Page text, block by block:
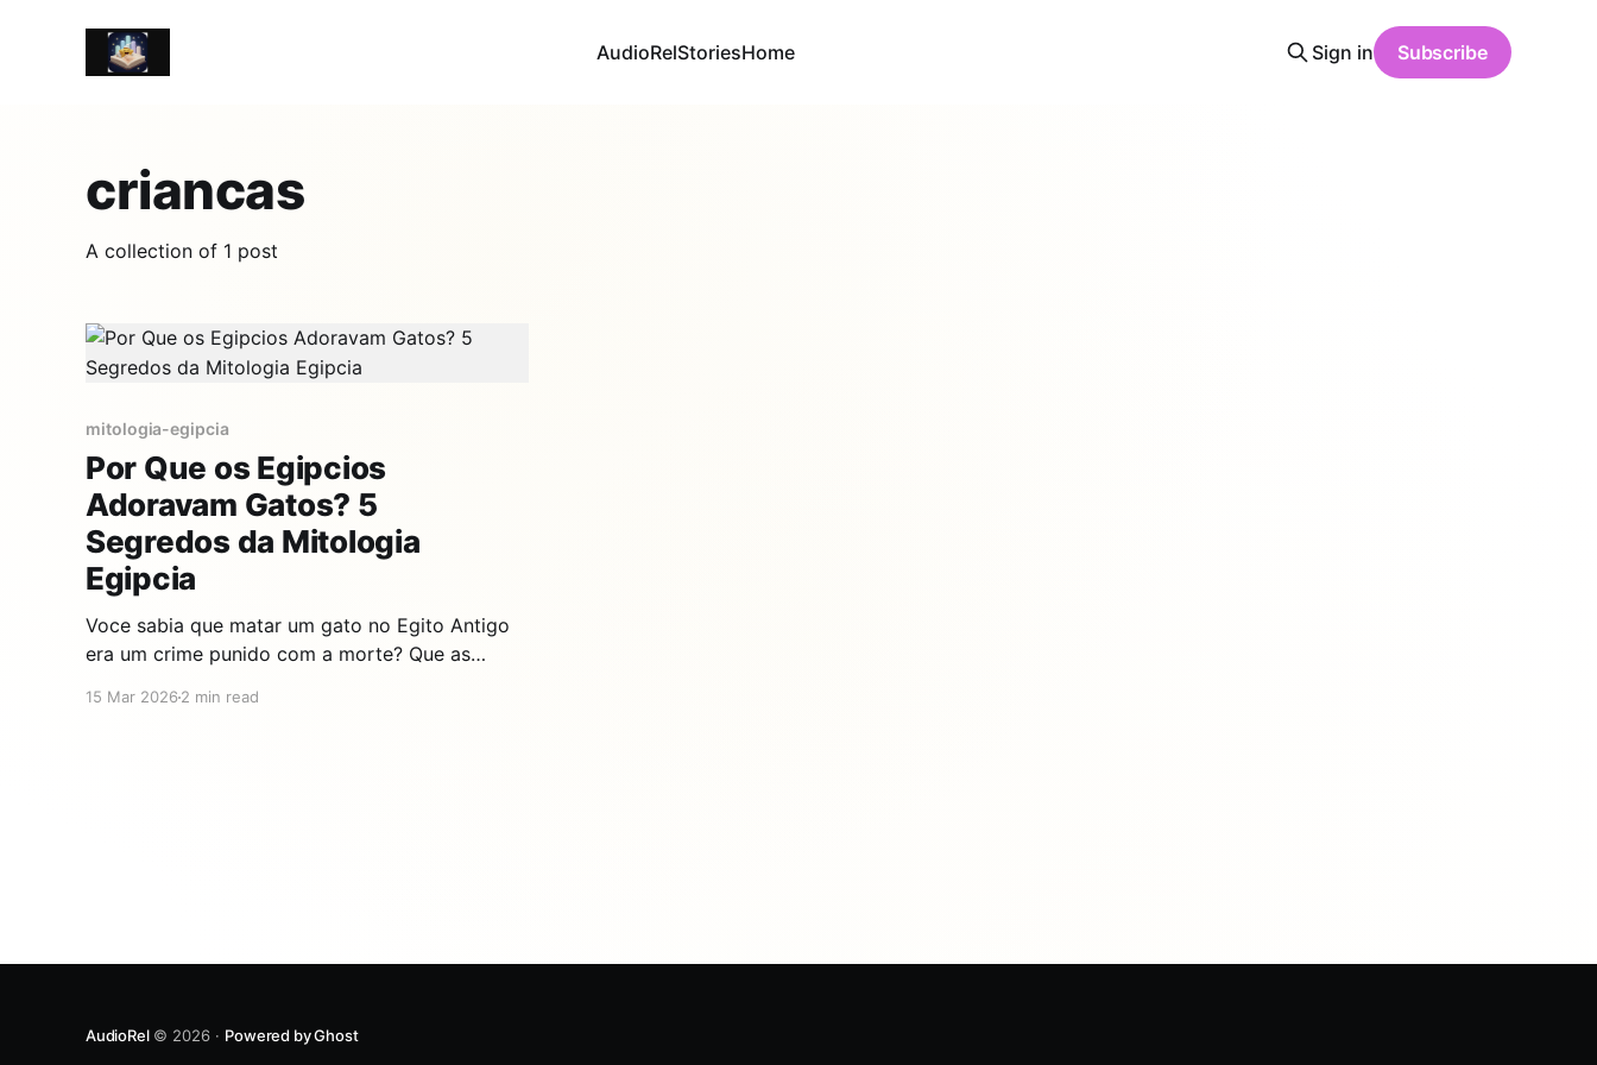
AudioRelStoriesHome Sign in Subscribe
criancas
A collection of 1 post
mitologia-egipcia
Por Que os Egipcios
Adoravam Gatos? 5
Segredos da Mitologia
Egipcia
Voce sabia que matar um gato no Egito Antigo
era um crime punido com a morte? Que as
15 Mar 2026 2 min read
AudioRel© 2026 · Powered by Ghost